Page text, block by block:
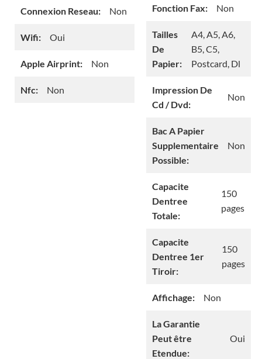
Connexion Reseau: Non
Wifi: Oui
Apple Airprint: Non
Nfc: Non
Fonction Fax: Non
Tailles
De
Papier:
A4, A5, A6,
B5, C5,
Postcard, Dl
Impression De
Cd / Dvd:
Non
Bac A Papier
Supplementaire
Possible:
Non
Capacite
Dentree
Totale:
150
pages
Capacite
Dentree 1er
Tiroir:
150
pages
Affichage: Non
La Garantie
Peut être
Etendue:
Oui